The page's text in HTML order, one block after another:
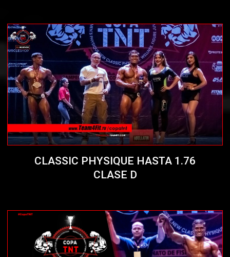
CLASSIC PHYSIQUE HASTA 1.76
CLASE D